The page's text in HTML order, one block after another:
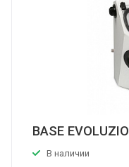
BASE
В наличии